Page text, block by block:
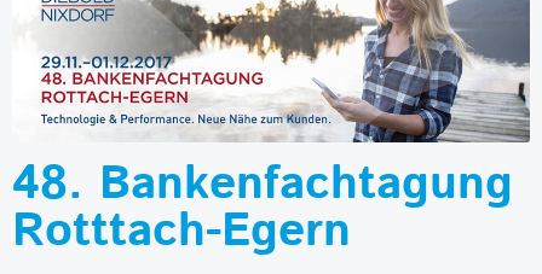
48. Bankenfachtagung
Rotttach-Egern